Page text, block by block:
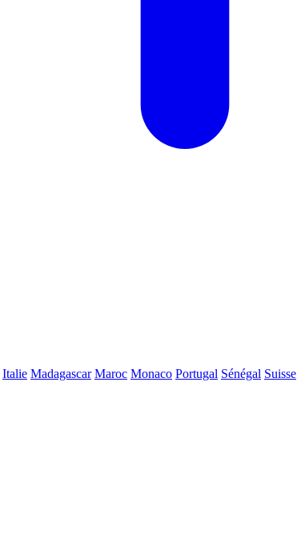
Italie Madagascar Maroc Monaco Portugal Sénégal Suisse